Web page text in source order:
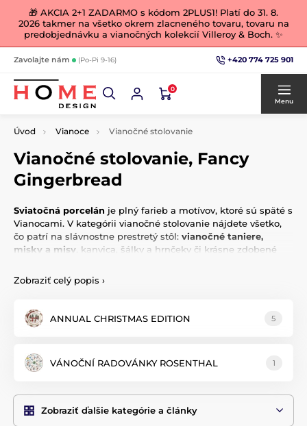
🎁 AKCIA 2+1 ZADARMO s kódom 2PLUS1! Platí do 31. 8.
2026 takmer na všetko okrem zlacneného tovaru, tovaru na
predobjednávku a vianočných kolekcií Villeroy & Boch. ✨
Zavolajte nám (Po-Pi 9-16) +420 774 725 901
0
Menu
Úvod Vianoce Vianočné stolovanie
Vianočné stolovanie, Fancy
Gingerbread
Sviatočná porcelán je plný farieb a motívov, ktoré sú späté s
Vianocami. V kategórii vianočné stolovanie nájdete všetko,
čo patrí na slávnostne prestretý stôl: vianočné taniere,
misky a misy , kanvica, šálky a hrnčeky či krásne zdobené
vianočné ozdoby v rovnakom štýle. Váš vianočný porcelánový
servis potom tiež môžete vkusne doplniť kúsky bieleho
klasickej bielej alebo kombináciu červeno-zelenej,
vykúzlite
nezabudnuteľnú vianočnú atmosféru
aj ako vianočný darček pre mamičky a babičky.
Zobraziť celý popis ›
ANNUAL CHRISTMAS EDITION 5
VÁNOČNÍ RADOVÁNKY ROSENTHAL 1
Zobraziť ďalšie kategórie a články